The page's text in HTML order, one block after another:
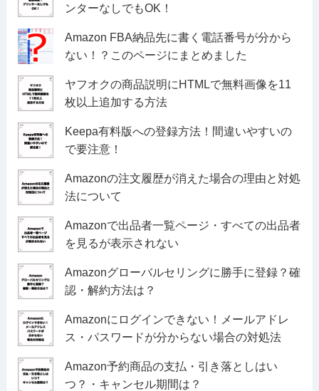
ンターなしでもOK！
Amazon FBA納品先に書く電話番号が分から
ない！？このページにまとめました
ヤフオクの商品説明にHTMLで無料画像を11
枚以上追加する方法
Keepa有料版への登録方法！間違いやすいの
で要注意！
Amazonの注文履歴が消えた場合の理由と対処
法について
Amazonで出品者一覧ページ・すべての出品者
を見るが表示されない
Amazonグローバルセリングに勝手に登録？確
認・解約方法は？
Amazonにログインできない！メールアドレ
ス・パスワードが分からない場合の対処法
Amazon予約商品の支払・引き落としはい
つ？・キャンセル期間は？